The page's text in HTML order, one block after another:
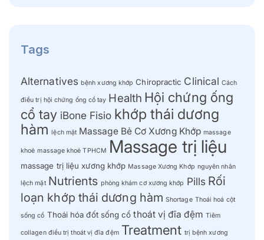
Tags
Alternatives bệnh xương khớp Chiropractic Clinical Cách
điều trị hội chứng ống cổ tay Health Hội chứng ống
cổ tay iBone Fisio khớp thái dương
hàm lệch mặt Massage Bẻ Cơ Xương Khớp massage
khoẻ massage khoẻ TPHCM Massage trị liệu
massage trị liệu xương khớp Massage Xương Khớp nguyên nhân
lệch mặt Nutrients phòng khám cơ xương khớp Pills Rối
loạn khớp thái dương hàm Shortage Thoái hoá cột
sống cổ Thoái hóa đốt sống cổ thoát vị đĩa đệm Tiêm
collagen điều trị thoát vị đĩa đệm Treatment trị bệnh xương